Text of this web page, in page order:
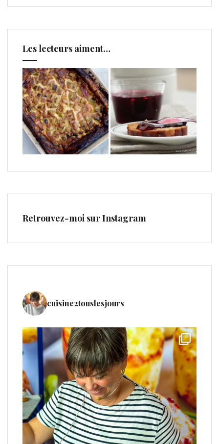
Les lecteurs aiment…
Retrouvez-moi sur Instagram
cuisine2touslesjours